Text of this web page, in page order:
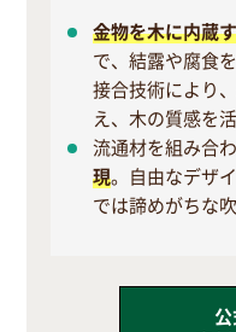
金物を木に内蔵
で、結露や腐食
接合技術により
え、木の質感を
流通材を組み合
現。自由なデザ
では諦めがちな